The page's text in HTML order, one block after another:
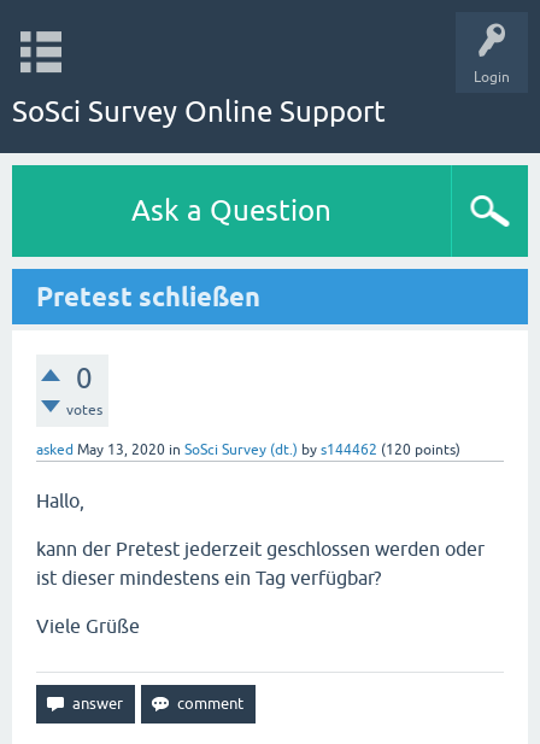
Login
SoSci Survey Online Support
Ask a Question
Pretest schließen
0
votes
asked May 13, 2020 in SoSci Survey (dt.) by s144462 (120 points)
Hallo,
kann der Pretest jederzeit geschlossen werden oder
ist dieser mindestens ein Tag verfügbar?
Viele Grüße